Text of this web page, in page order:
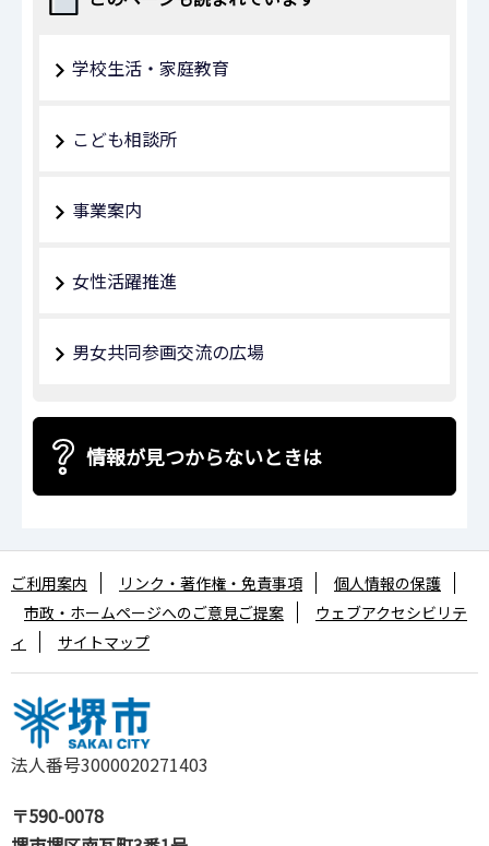
学校生活・家庭教育
こども相談所
事業案内
女性活躍推進
男女共同参画交流の広場
情報が見つからないときは
法人番号3000020271403
〒590-0078
ご利用案内 リンク・著作権・免責事項
個人情報の保護
市政・ホームページへのご意見ご提案
ウェブアクセシビリテ
ィ
サイトマップ